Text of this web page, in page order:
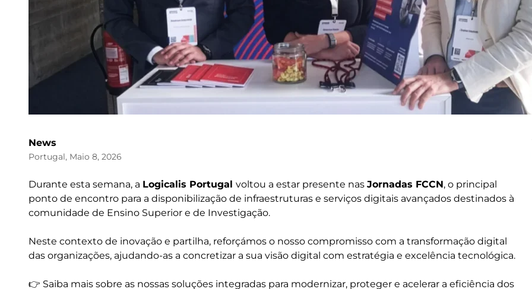
News
Portugal, Maio 8, 2026
Durante esta semana, a Logicalis Portugal voltou a estar presente nas Jornadas FCCN, o principal
ponto de encontro para a disponibilização de infraestruturas e serviços digitais avançados destinados à
comunidade de Ensino Superior e de Investigação.
Neste contexto de inovação e partilha, reforçámos o nosso compromisso com a transformação digital
das organizações, ajudando-as a concretizar a sua visão digital com estratégia e excelência tecnológica.
👉 Saiba mais sobre as nossas soluções integradas para modernizar, proteger e acelerar a eficiência dos